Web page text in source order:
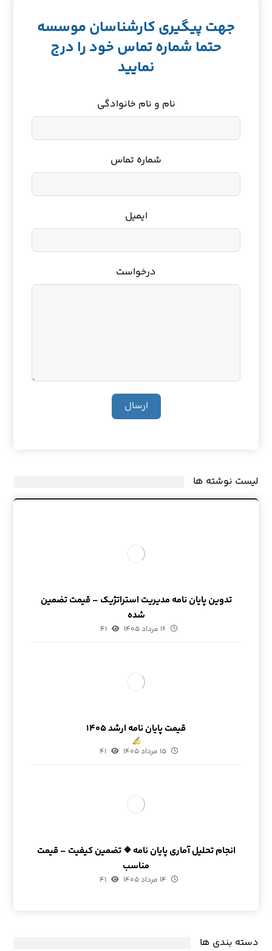
جهت پیگیری کارشناسان موسسه
حتما شماره تماس خود را درج
نمایید
نام و نام خانوادگی
شماره تماس
ایمیل
درخواست
ارسال
لیست نوشته ها
تدوین پایان نامه مدیریت استراتژیک – قیمت تضمین
شده
۱۶ مرداد ۱۴۰۵ ۴۱
قیمت پایان نامه ارشد ۱۴۰۵
۱۵ مرداد ۱۴۰۵ ۴۱
انجام تحلیل آماری پایان نامه ❖ تضمین کیفیت – قیمت
مناسب
۱۴ مرداد ۱۴۰۵ ۴۱
دسته بندی ها